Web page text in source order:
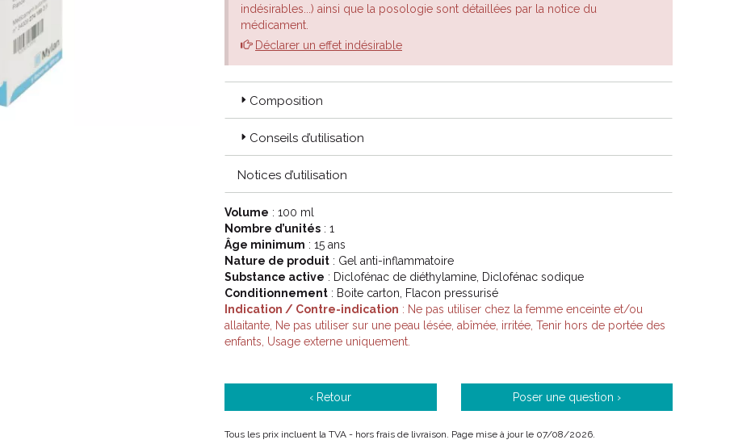
indésirables...) ainsi que la posologie sont détaillées par la notice du
médicament.
Déclarer un effet indésirable
Composition
Conseils d’utilisation
Notices d’utilisation
Volume : 100 ml
Nombre d’unités : 1
Âge minimum : 15 ans
Nature de produit : Gel anti-inflammatoire
Substance active : Diclofénac de diéthylamine, Diclofénac sodique
Conditionnement : Boite carton, Flacon pressurisé
Indication / Contre-indication : Ne pas utiliser chez la femme enceinte et/ou
allaitante, Ne pas utiliser sur une peau lésée, abîmée, irritée, Tenir hors de portée des
enfants, Usage externe uniquement.
‹ Retour Poser une question ›
Tous les prix incluent la TVA - hors frais de livraison. Page mise à jour le 07/08/2026.